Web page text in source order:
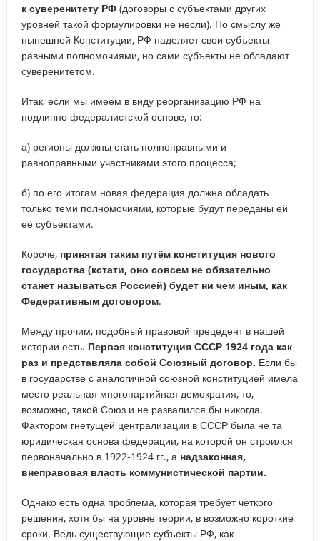
к суверенитету РФ(договоры с субъектами других
уровней такой формулировки не несли). По смыслу же
нынешней Конституции, РФ наделяет свои субъекты
равными полномочиями, но сами субъекты не обладают
суверенитетом.
Итак, если мы имеем в виду реорганизацию РФ на
подлинно федералистской основе, то:
а) регионы должны стать полноправными и
равноправными участниками этого процесса;
б) по его итогам новая федерация должна обладать
только теми полномочиями, которые будут переданы ей
её субъектами.
Короче, принятая таким путём конституция нового
государства (кстати, оно совсем не обязательно
станет называться Россией) будет ни чем иным, как
Федеративным договором.
Между прочим, подобный правовой прецедент в нашей
истории есть. Первая конституция СССР 1924 года как
раз и представляла собой Союзный договор. Если бы
в государстве с аналогичной союзной конституцией имела
место реальная многопартийная демократия, то,
возможно, такой Союз и не развалился бы никогда.
Фактором гнетущей централизации в СССР была не та
юридическая основа федерации, на которой он строился
первоначально в 1922-1924 гг., а надзаконная,
внеправовая власть коммунистической партии.
Однако есть одна проблема, которая требует чёткого
решения, хотя бы на уровне теории, в возможно короткие
сроки. Ведь существующие субъекты РФ, как